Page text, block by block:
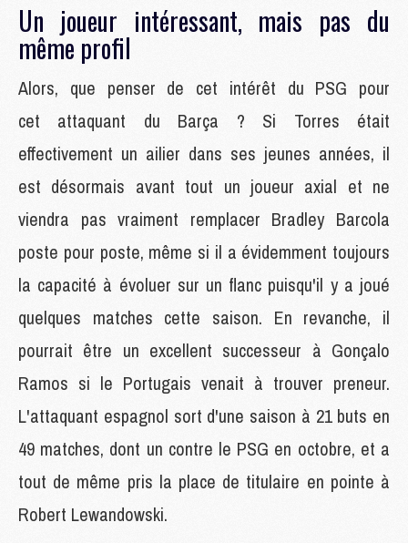
Un joueur intéressant, mais pas du
même profil
Alors, que penser de cet intérêt du PSG pour
cet attaquant du Barça ? Si Torres était
effectivement un ailier dans ses jeunes années, il
est désormais avant tout un joueur axial et ne
viendra pas vraiment remplacer Bradley Barcola
poste pour poste, même si il a évidemment toujours
la capacité à évoluer sur un flanc puisqu'il y a joué
quelques matches cette saison. En revanche, il
pourrait être un excellent successeur à Gonçalo
Ramos si le Portugais venait à trouver preneur.
L'attaquant espagnol sort d'une saison à 21 buts en
49 matches, dont un contre le PSG en octobre, et a
tout de même pris la place de titulaire en pointe à
Robert Lewandowski.